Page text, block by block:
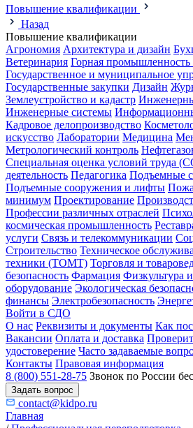
Повышение квалификации
Назад
Повышение квалификации
Агрономия Архитектура и дизайн
Ветеринария Горная промышленность
Государственное и муниципальное
Государственные закупки Дизайн
Землеустройство и кадастр
Инженерные системы
Кадровое делопроизводство
искусство Лаборатории Медицина
Метрологический контроль
Специальная оценка условий труда
деятельность Педагогика Подъемные
Подъемные сооружения и лифты
минимум Проектирование
Профессии различных отраслей
космическая промышленность
услуги Связь и телекоммуникации
Строительство Техническое
техники (ТОМТ) Торговля и
безопасность Фармация Физкультура
оборудование Экологическая
финансы Электробезопасность
Войти в СДО
О нас Реквизиты и документы Как
Вакансии Оплата и доставка
удостоверение Часто задаваемые
Контакты Правовая информация
8 (800) 551-28-75 Звонок по России
Задать вопрос
contact@kidpo.ru
Главная